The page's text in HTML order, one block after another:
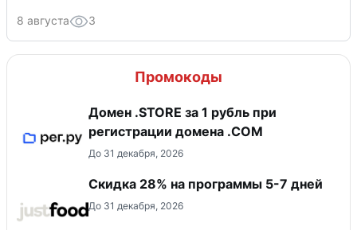
8 августа 3
Промокоды
Домен .STORE за 1 рубль при
регистрации домена .COM
До 31 декабря, 2026
Скидка 28% на программы 5-7 дней
До 31 декабря, 2026